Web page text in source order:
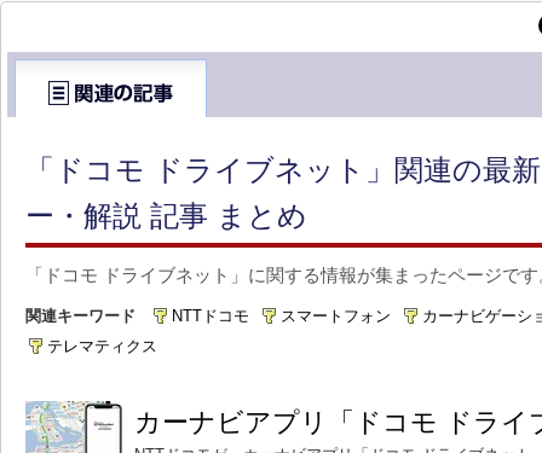
「ドコモ ドライブネット」関連の最
ー・解説 記事 まとめ
「ドコモ ドライブネット」に関する情報が集まったページで
関連キーワード NTTドコモ スマートフォン
カーナビゲーシ
テレマティクス
カーナビアプリ「ドコモ ドライ